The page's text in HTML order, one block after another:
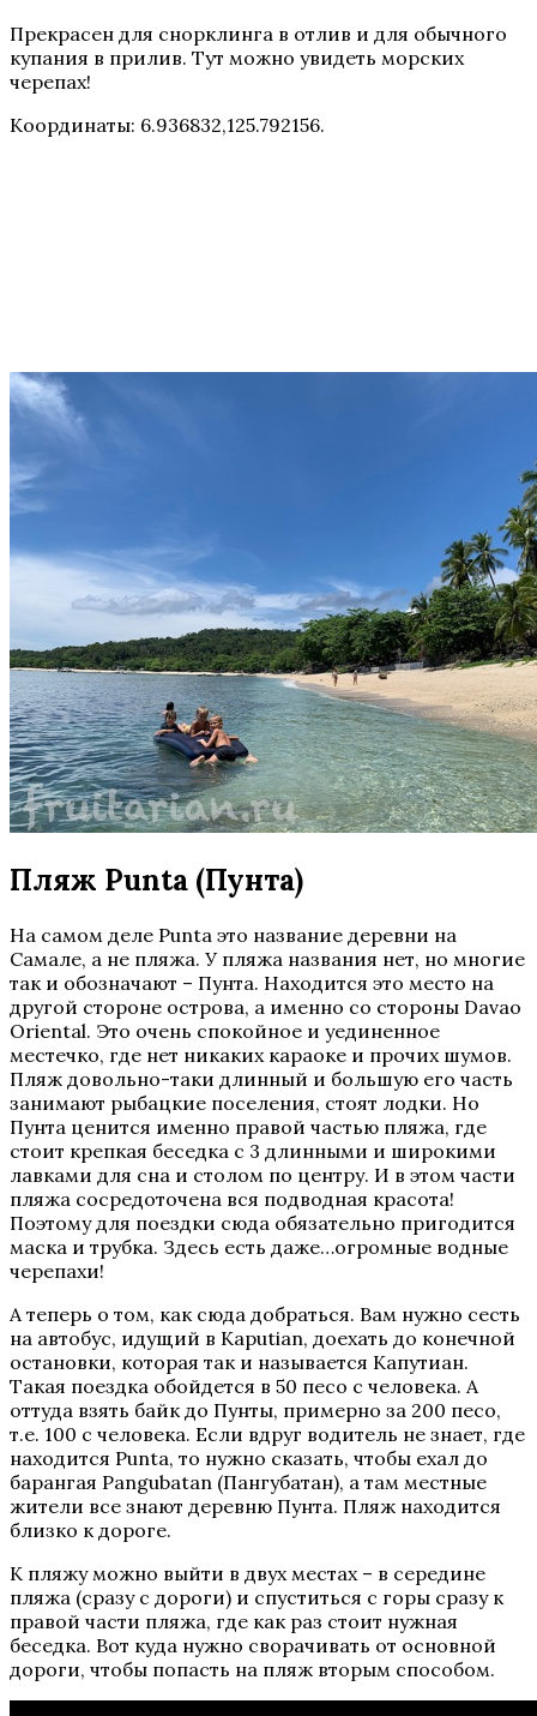
Прекрасен для снорклинга в отлив и для обычного
купания в прилив. Тут можно увидеть морских
черепах!
Координаты: 6.936832,125.792156.
Пляж Punta (Пунта)
На самом деле Punta это название деревни на
Самале, а не пляжа. У пляжа названия нет, но многие
так и обозначают – Пунта. Находится это место на
другой стороне острова, а именно со стороны Davao
Oriental. Это очень спокойное и уединенное
местечко, где нет никаких караоке и прочих шумов.
Пляж довольно-таки длинный и большую его часть
занимают рыбацкие поселения, стоят лодки. Но
Пунта ценится именно правой частью пляжа, где
стоит крепкая беседка с 3 длинными и широкими
лавками для сна и столом по центру. И в этом части
пляжа сосредоточена вся подводная красота!
Поэтому для поездки сюда обязательно пригодится
маска и трубка. Здесь есть даже…огромные водные
черепахи!
А теперь о том, как сюда добраться. Вам нужно сесть
на автобус, идущий в Kaputian, доехать до конечной
остановки, которая так и называется Капутиан.
Такая поездка обойдется в 50 песо с человека. А
оттуда взять байк до Пунты, примерно за 200 песо,
т.е. 100 с человека. Если вдруг водитель не знает, где
находится Punta, то нужно сказать, чтобы ехал до
барангая Pangubatan (Пангубатан), а там местные
жители все знают деревню Пунта. Пляж находится
близко к дороге.
К пляжу можно выйти в двух местах – в середине
пляжа (сразу с дороги) и спуститься с горы сразу к
правой части пляжа, где как раз стоит нужная
беседка. Вот куда нужно сворачивать от основной
дороги, чтобы попасть на пляж вторым способом.